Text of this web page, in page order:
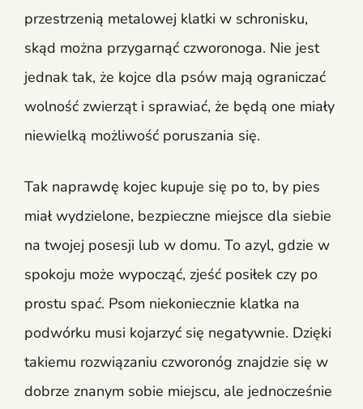
przestrzenią metalowej klatki w schronisku,
skąd można przygarnąć czworonoga. Nie jest
jednak tak, że kojce dla psów mają ograniczać
wolność zwierząt i sprawiać, że będą one miały
niewielką możliwość poruszania się.
Tak naprawdę kojec kupuje się po to, by pies
miał wydzielone, bezpieczne miejsce dla siebie
na twojej posesji lub w domu. To azyl, gdzie w
spokoju może wypocząć, zjeść posiłek czy po
prostu spać. Psom niekoniecznie klatka na
podwórku musi kojarzyć się negatywnie. Dzięki
takiemu rozwiązaniu czworonóg znajdzie się w
dobrze znanym sobie miejscu, ale jednocześnie